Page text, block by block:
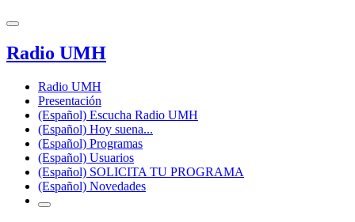
Radio UMH
Radio UMH
Presentación
(Español) Escucha Radio UMH
(Español) Hoy suena...
(Español) Programas
(Español) Usuarios
(Español) SOLICITA TU PROGRAMA
(Español) Novedades